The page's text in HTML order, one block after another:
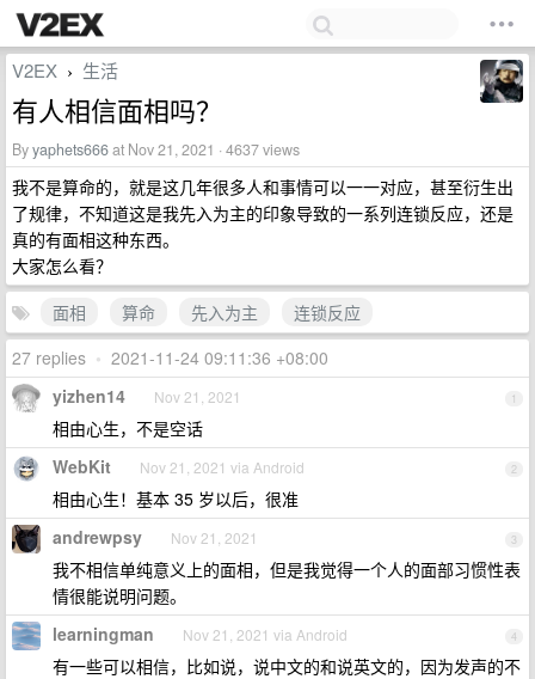
V2EX › 生活
有人相信面相吗？
Byyaphets666at Nov 21, 2021 · 4637 views
我不是算命的，就是这几年很多人和事情可以一一对应，甚至衍生出
了规律，不知道这是我先入为主的印象导致的一系列连锁反应，还是
真的有面相这种东西。
大家怎么看？
面相
算命 先入为主
连锁反应
27 replies • 2021-11-24 09:11:36 +08:00
1
yizhen14 Nov 21, 2021
相由心生，不是空话
2
WebKit Nov 21, 2021 via Android
相由心生！基本 35 岁以后，很准
3
andrewpsy Nov 21, 2021
我不相信单纯意义上的面相，但是我觉得一个人的面部习惯性表
情很能说明问题。
4
learningman Nov 21, 2021 via Android
有一些可以相信，比如说，说中文的和说英文的，因为发声的不